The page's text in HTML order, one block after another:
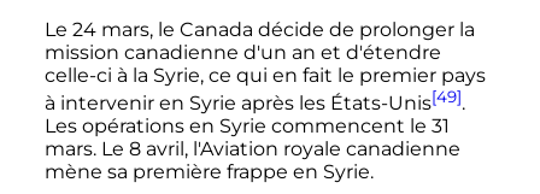
Le 24 mars, le Canada décide de prolonger la
mission canadienne d'un an et d'étendre
celle-ci à la Syrie, ce qui en fait le premier pays
à intervenir en Syrie après les États-Unis[49].
Les opérations en Syrie commencent le 31
mars. Le 8 avril, l'Aviation royale canadienne
mène sa première frappe en Syrie.